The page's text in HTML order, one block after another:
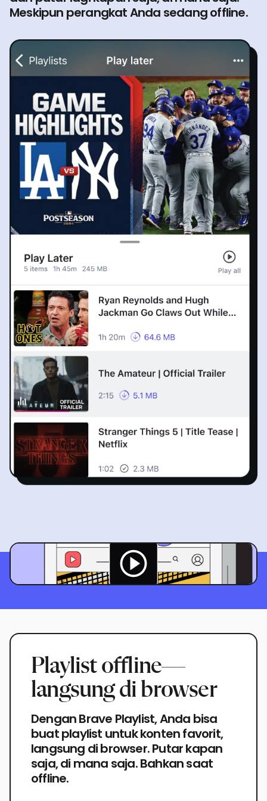
Meskipun perangkat Anda sedang offline.
Playlist offline—
langsung di browser
Dengan Brave Playlist, Anda bisa
buat playlist untuk konten favorit,
langsung di browser. Putar kapan
saja, di mana saja. Bahkan saat
offline.